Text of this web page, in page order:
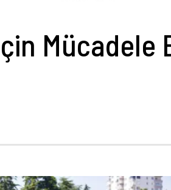
Mücadele